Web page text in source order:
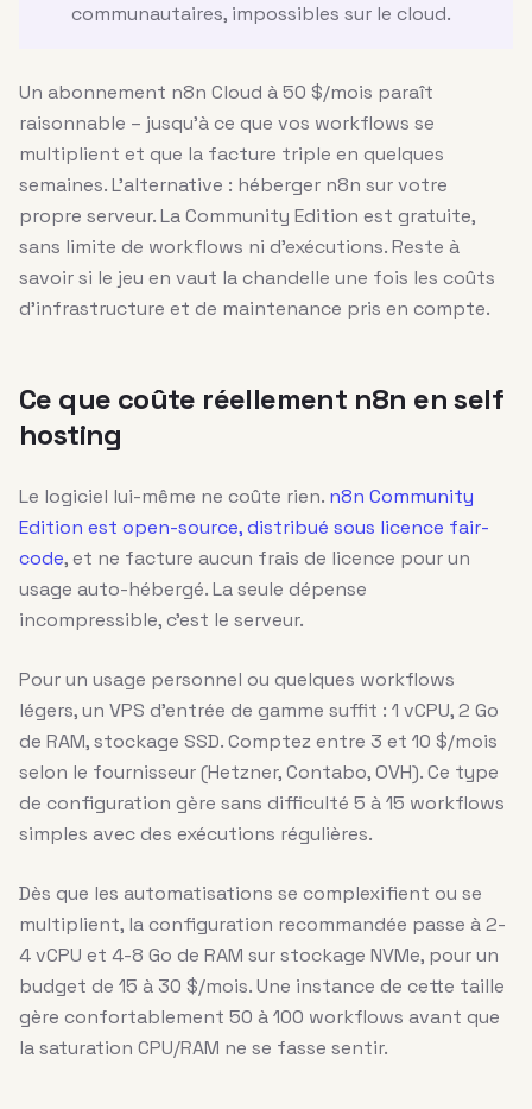
communautaires, impossibles sur le cloud.
Un abonnement n8n Cloud à 50 $/mois paraît
raisonnable – jusqu’à ce que vos workflows se
multiplient et que la facture triple en quelques
semaines. L’alternative : héberger n8n sur votre
propre serveur. La Community Edition est gratuite,
sans limite de workflows ni d’exécutions. Reste à
savoir si le jeu en vaut la chandelle une fois les coûts
d’infrastructure et de maintenance pris en compte.
Ce que coûte réellement n8n en self
hosting
Le logiciel lui-même ne coûte rien. n8n Community
Edition est open-source, distribué sous licence fair-
code, et ne facture aucun frais de licence pour un
usage auto-hébergé. La seule dépense
incompressible, c’est le serveur.
Pour un usage personnel ou quelques workflows
légers, un VPS d’entrée de gamme suffit : 1 vCPU, 2 Go
de RAM, stockage SSD. Comptez entre 3 et 10 $/mois
selon le fournisseur (Hetzner, Contabo, OVH). Ce type
de configuration gère sans difficulté 5 à 15 workflows
simples avec des exécutions régulières.
Dès que les automatisations se complexifient ou se
multiplient, la configuration recommandée passe à 2-
4 vCPU et 4-8 Go de RAM sur stockage NVMe, pour un
budget de 15 à 30 $/mois. Une instance de cette taille
gère confortablement 50 à 100 workflows avant que
la saturation CPU/RAM ne se fasse sentir.